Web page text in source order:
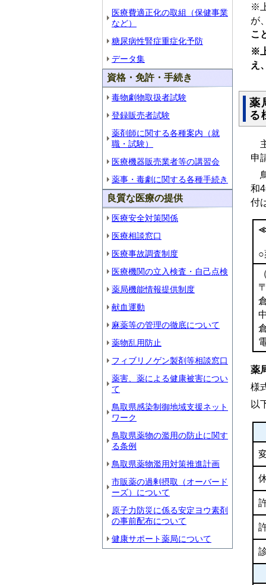
医療費適正化の取組（保健事業
など）
糖尿病性腎症重症化予防
データ集
資格・免許・手続き
毒物劇物取扱者試験
登録販売者試験
薬剤師に関する各種案内（就
職・試験）
医療機器販売業者等の講習会
薬事・毒劇に関する各種手続き
良質な医療の提供
医療安全対策関係
医療相談窓口
医療事故調査制度
医療機関の立入検査・自己点検
薬局機能情報提供制度
献血運動
麻薬等の管理の徹底について
薬物乱用防止
フィブリノゲン製剤等相談窓口
薬害、薬による健康被害につい
て
鳥取県感染制御地域支援ネット
ワーク
鳥取県薬物の濫用の防止に関す
る条例
鳥取県薬物濫用対策推進計画
市販薬の過剰摂取（オーバード
ーズ）について
原子力防災に係る安定ヨウ素剤
の事前配布について
健康サポート薬局について
※
が
こ
※
え
薬
る
申
和
付
≪
○
薬
様
以